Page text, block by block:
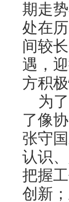
期走
处在
间较
遇，
方积
为了
了像
张守
认识
把握
创新